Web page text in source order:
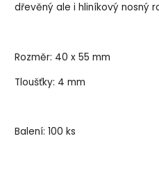
dřevěný ale i hliníkový nosný
Rozměr: 40 x 55 mm
Tloušťky: 4 mm
Balení: 100 ks